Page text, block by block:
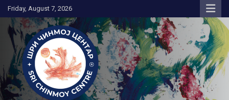
Skip
to
content
Friday, August 7, 2026